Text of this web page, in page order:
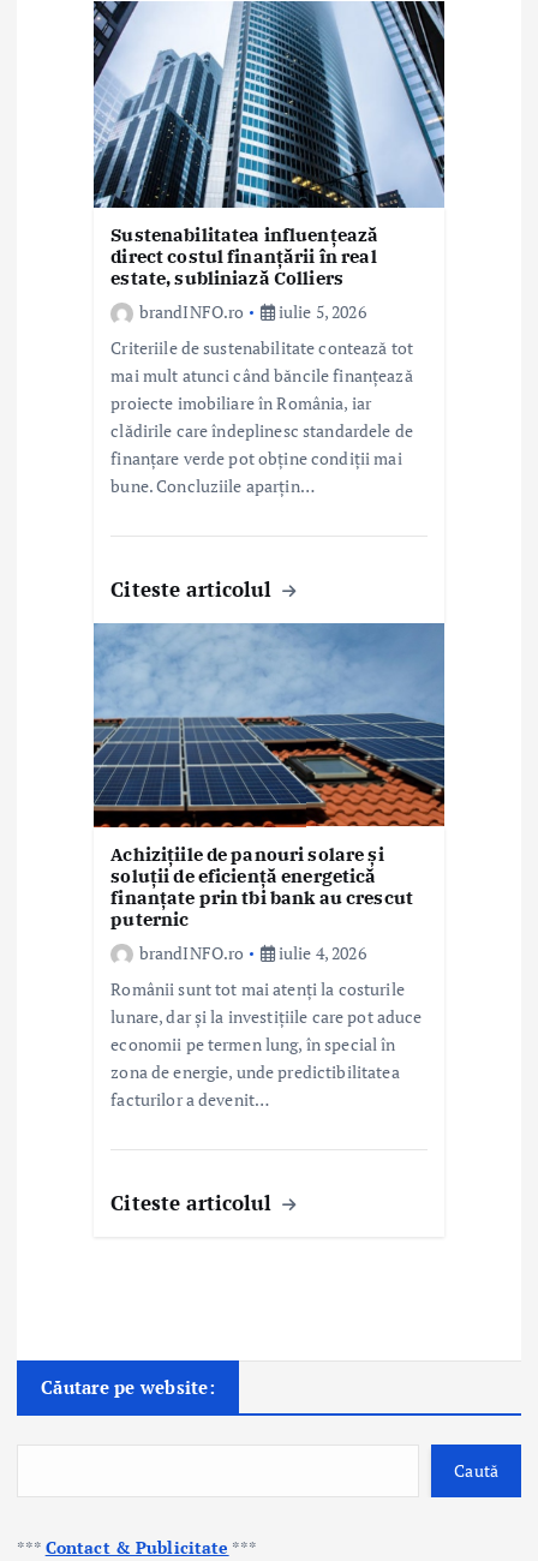
Sustenabilitatea influențează
direct costul finanțării în real
estate, subliniază Colliers
brandINFO.ro
iulie 5, 2026
Criteriile de sustenabilitate contează tot
mai mult atunci când băncile finanțează
proiecte imobiliare în România, iar
clădirile care îndeplinesc standardele de
finanțare verde pot obține condiții mai
bune. Concluziile aparțin…
Citeste articolul
Achizițiile de panouri solare și
soluții de eficiență energetică
finanțate prin tbi bank au crescut
puternic
brandINFO.ro
iulie 4, 2026
Românii sunt tot mai atenți la costurile
lunare, dar și la investițiile care pot aduce
economii pe termen lung, în special în
zona de energie, unde predictibilitatea
facturilor a devenit…
Citeste articolul
Căutare pe website:
Caută
*** Contact & Publicitate ***